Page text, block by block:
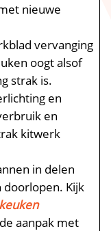
nieuwe
vervanging
oogt alsof
strak is.​
en
en
kitwerk
in delen
Kijk
keuken
aanpak met